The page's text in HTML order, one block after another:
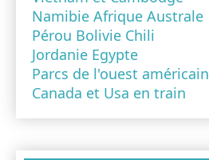
Namibie Afrique Australe
Pérou Bolivie Chili
Jordanie Egypte
Parcs de l'ouest américain
Canada et Usa en train